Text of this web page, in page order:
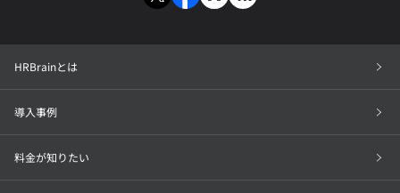
HRBrainとは
導入事例
料金が知りたい